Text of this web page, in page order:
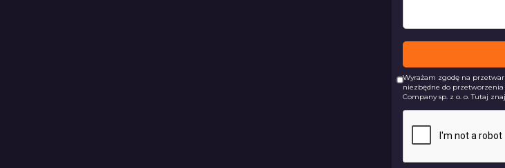
Wyrażam zgodę na
niezbędne do
Company sp. z o. o. Tutaj